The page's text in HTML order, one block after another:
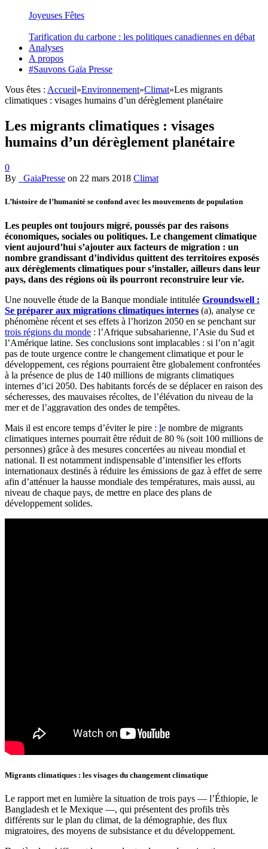
Joyeuses Fêtes
Tarification du carbone : les politiques canadiennes en débat
Analyses
A propos
#Sauvons Gaïa Presse
Vous êtes : Accueil»Environnement»Climat»Les migrants
climatiques : visages humains d’un dérèglement planétaire
Les migrants climatiques : visages
humains d’un dérèglement planétaire
0
By
_GaiaPresse on 22 mars 2018 Climat
L’histoire de l’humanité se confond avec les mouvements de population
Les peuples ont toujours migré, poussés par des raisons
économiques, sociales ou politiques. Le changement climatique
vient aujourd’hui s’ajouter aux facteurs de migration : un
nombre grandissant d’individus quittent des territoires exposés
aux dérèglements climatiques pour s’installer, ailleurs dans leur
pays, dans des régions où ils pourront reconstruire leur vie.
Une nouvelle étude de la Banque mondiale intitulée Groundswell :
Se préparer aux migrations climatiques internes (a), analyse ce
phénomène récent et ses effets à l’horizon 2050 en se penchant sur
trois régions du monde : l’Afrique subsaharienne, l’Asie du Sud et
l’Amérique latine. Ses conclusions sont implacables : si l’on n’agit
pas de toute urgence contre le changement climatique et pour le
développement, ces régions pourraient être globalement confrontées
à la présence de plus de 140 millions de migrants climatiques
internes d’ici 2050. Des habitants forcés de se déplacer en raison des
sécheresses, des mauvaises récoltes, de l’élévation du niveau de la
mer et de l’aggravation des ondes de tempêtes.
Mais il est encore temps d’éviter le pire : le nombre de migrants
climatiques internes pourrait être réduit de 80 % (soit 100 millions de
personnes) grâce à des mesures concertées au niveau mondial et
national. Il est notamment indispensable d’intensifier les efforts
internationaux destinés à réduire les émissions de gaz à effet de serre
afin d’atténuer la hausse mondiale des températures, mais aussi, au
niveau de chaque pays, de mettre en place des plans de
développement solides.
Migrants climatiques : les visages du changement climatique
Le rapport met en lumière la situation de trois pays — l’Éthiopie, le
Bangladesh et le Mexique —, qui présentent des profils très
différents sur le plan du climat, de la démographie, des flux
migratoires, des moyens de subsistance et du développement.